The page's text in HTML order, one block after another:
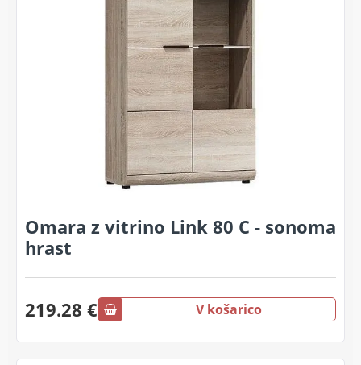
Omara z vitrino Link 80 C - sonoma
hrast
219.28 € V košarico